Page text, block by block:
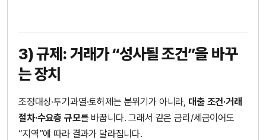
3) 규제: 거래가 “성사될 조건”을 바꾸
는 장치
조정대상·투기과열·토허제는 분위기가 아니라, 대출 조건·거래
절차·수요층 규모를 바꿉니다. 그래서 같은 금리/세금이어도
“지역”에 따라 결과가 달라집니다.